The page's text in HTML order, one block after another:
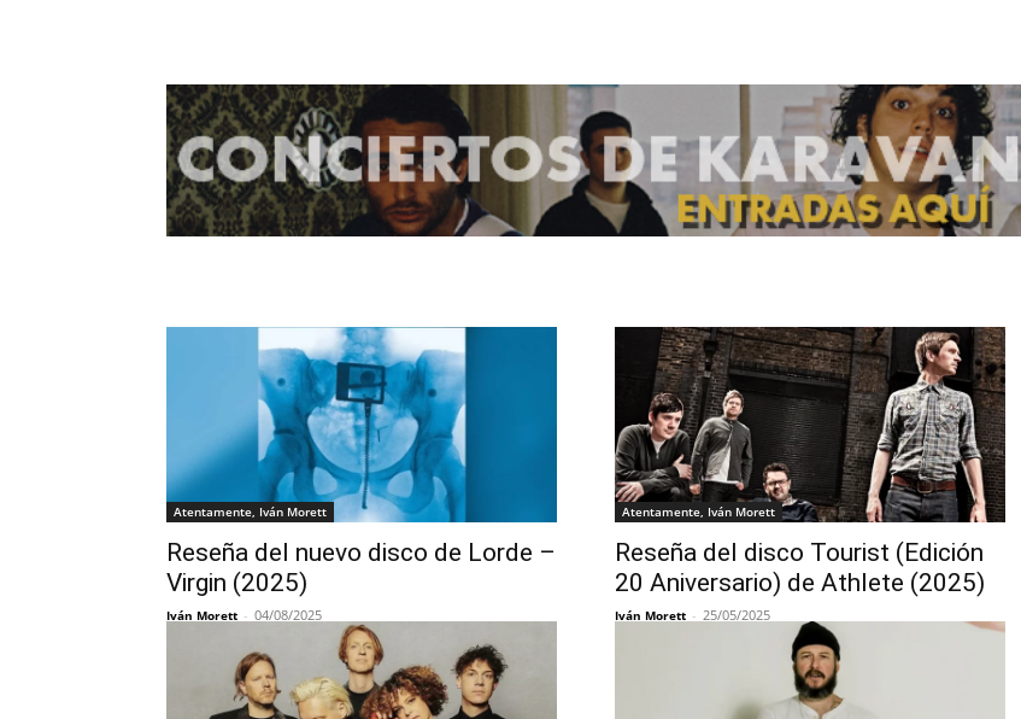
Atentamente, Iván Morett
Reseña del nuevo disco de Lorde –
Virgin (2025)
Iván Morett - 04/08/2025
Atentamente, Iván Morett
Reseña del disco Tourist (Edición
20 Aniversario) de Athlete (2025)
Iván Morett - 25/05/2025